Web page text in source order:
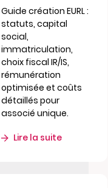
Guide création EURL :
statuts, capital
social,
immatriculation,
choix fiscal IR/IS,
rémunération
optimisée et coûts
détaillés pour
associé unique.
Lire la suite